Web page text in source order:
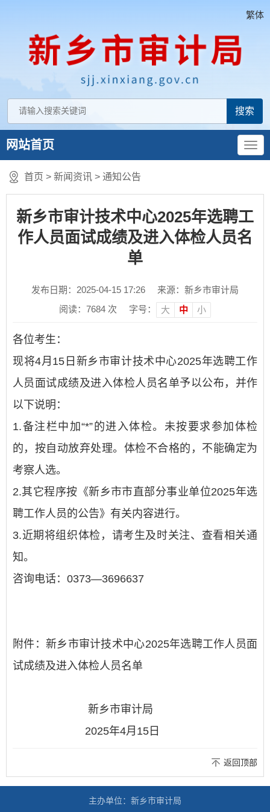
繁体
网站首页
首页 > 新闻资讯 > 通知公告
新乡市审计技术中心2025年选聘工
作人员面试成绩及进入体检人员名
单
发布日期：2025-04-15 17:26
来源：新乡市审计局
阅读： 7684 次 字号： 大 中 小
各位考生：
现将4月15日新乡市审计技术中心2025年选聘工作
人员面试成绩及进入体检人员名单予以公布，并作
以下说明：
1.备注栏中加“*”的进入体检。未按要求参加体检
的，按自动放弃处理。体检不合格的，不能确定为
考察人选。
2.其它程序按《新乡市市直部分事业单位2025年选
聘工作人员的公告》有关内容进行。
3.近期将组织体检，请考生及时关注、查看相关通
知。
咨询电话：0373—3696637
附件：新乡市审计技术中心2025年选聘工作人员面
试成绩及进入体检人员名单
新乡市审计局
2025年4月15日
返回顶部
主办单位：新乡市审计局